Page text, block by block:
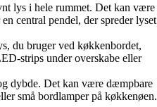
lys i hele rummet. Det kan være
central pendel, der spreder lyset
du bruger ved køkkenbordet,
strips under overskabe eller
dybde. Det kan være dæmpbare
små bordlamper på køkkenøen.